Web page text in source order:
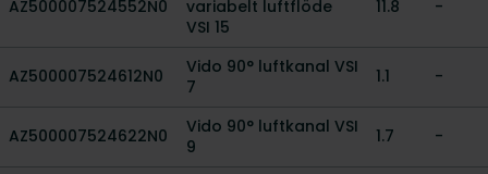
AZ500007524552N0
variabelt luftflöde
VSI 15
11.8 -
AZ500007524612N0
Vido 90° luftkanal VSI
7
1.1 -
AZ500007524622N0
Vido 90° luftkanal VSI
9
1.7 -